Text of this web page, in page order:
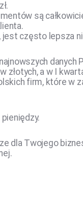
są
często lepsza
danych
a w I
firm, które w
Twojego